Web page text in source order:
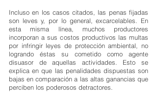
Incluso en los casos citados, las penas fijadas
son leves y, por lo general, excarcelables. En
esta misma línea, muchos productores
incorporan a sus costos productivos las multas
por infringir leyes de protección ambiental, no
logrando éstas su cometido como agente
disuasor de aquellas actividades. Esto se
explica en que las penalidades dispuestas son
bajas en comparación a las altas ganancias que
perciben los poderosos detractores.